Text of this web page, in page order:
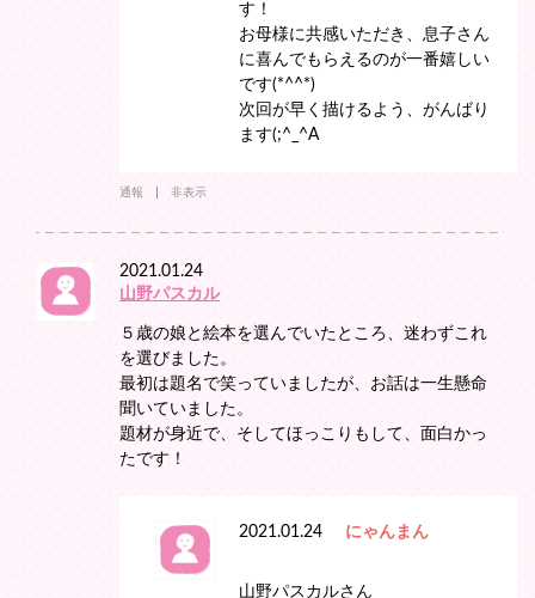
す！
お母様に共感いただき、息子さん
に喜んでもらえるのが一番嬉しい
です(*^^*)
次回が早く描けるよう、がんばり
ます(;^_^A
通報 非表示
2021.01.24
山野パスカル
５歳の娘と絵本を選んでいたところ、迷わずこれ
を選びました。
最初は題名で笑っていましたが、お話は一生懸命
聞いていました。
題材が身近で、そしてほっこりもして、面白かっ
たです！
2021.01.24 にゃんまん
山野パスカルさん